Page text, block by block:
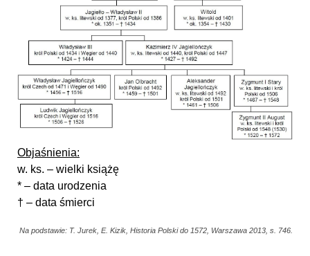
Objaśnienia:
w. ks. – wielki książę
* – data urodzenia
† – data śmierci
Na podstawie: T. Jurek, E. Kizik, Historia Polski do 1572, Warszawa 2013, s. 746.